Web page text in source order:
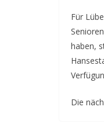
Für
haben,
Die